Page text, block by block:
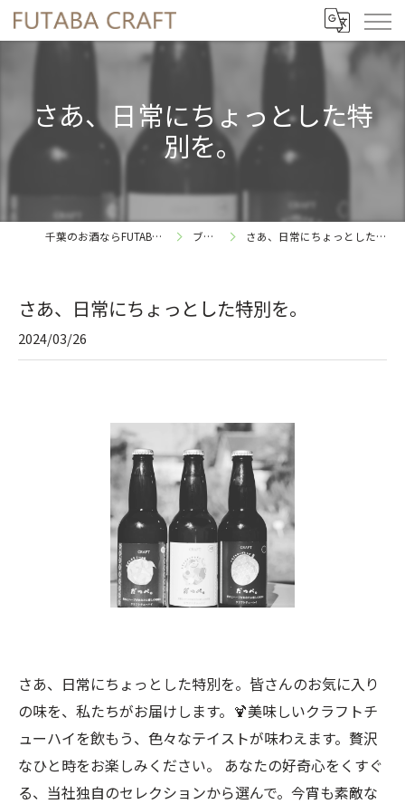
さあ、日常にちょっとした特
別を。
千葉のお酒ならFUTABA CRAFT ブログ さあ、日常にちょっとした特別を。
さあ、日常にちょっとした特別を。
2024/03/26
さあ、日常にちょっとした特別を。皆さんのお気に入り
の味を、私たちがお届けします。🍹美味しいクラフトチ
ューハイを飲もう、色々なテイストが味わえます。贅沢
なひと時をお楽しみください。 あなたの好奇心をくすぐ
る、当社独自のセレクションから選んで。今宵も素敵な